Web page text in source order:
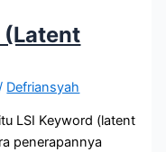
(Latent
Defriansyah
LSI Keyword (latent
penerapannya